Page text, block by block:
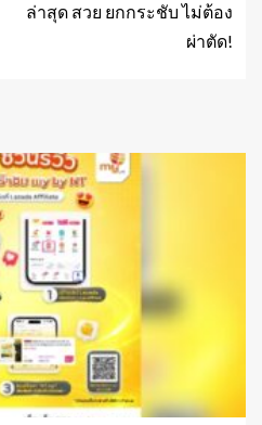
ล่าสุด สวย ยกกระชับ ไม่ต้อง
ผ่าตัด!